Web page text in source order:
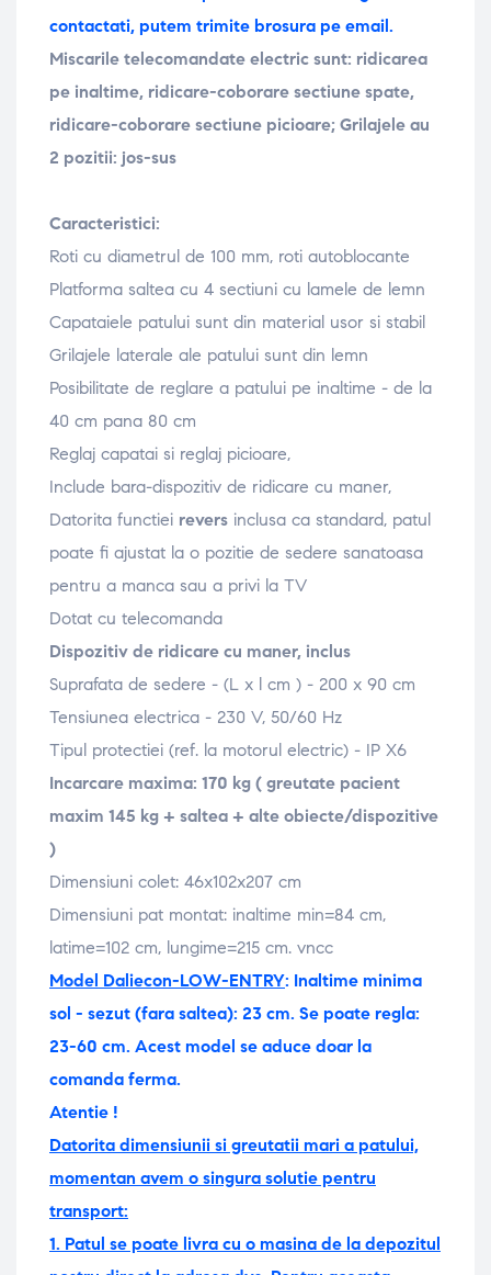
contactati, putem trimite brosura pe email.
Miscarile telecomandate electric sunt: ridicarea
pe inaltime, ridicare-coborare sectiune spate,
ridicare-coborare sectiune picioare; Grilajele au
2 pozitii: jos-sus
Caracteristici:
Roti cu diametrul de 100 mm, roti autoblocante
Platforma saltea cu 4 sectiuni cu lamele de lemn
Capataiele patului sunt din material usor si stabil
Grilajele laterale ale patului sunt din lemn
Posibilitate de reglare a patului pe inaltime - de la
40 cm pana 80 cm
Reglaj capatai si reglaj picioare,
Include bara-dispozitiv de ridicare cu maner,
Datorita functiei revers inclusa ca standard, patul
poate fi ajustat la o pozitie de sedere sanatoasa
pentru a manca sau a privi la TV
Dotat cu telecomanda
Dispozitiv de ridicare cu maner, inclus
Suprafata de sedere - (L x l cm ) - 200 x 90 cm
Tensiunea electrica - 230 V, 50/60 Hz
Tipul protectiei (ref. la motorul electric) - IP X6
Incarcare maxima: 170 kg ( greutate pacient
maxim 145 kg + saltea + alte obiecte/dispozitive
)
Dimensiuni colet: 46x102x207 cm
Dimensiuni pat montat: inaltime min=84 cm,
latime=102 cm, lungime=215 cm. vncc
Model Daliecon-LOW-ENTRY: Inaltime minima
sol - sezut (fara saltea): 23 cm. Se poate regla:
23-60 cm. Acest model se aduce doar la
comanda ferma.
Atentie !
Datorita dimensiunii si greutatii mari a patului,
momentan avem o singura solutie pentru
transport:
1. Patul se poate livra cu o masina de la depozitul